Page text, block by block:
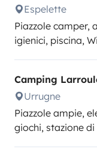
Espelette
Piazzole camper,
igienici, piscina,
Camping
Urrugne
Piazzole ampie,
giochi, stazione di